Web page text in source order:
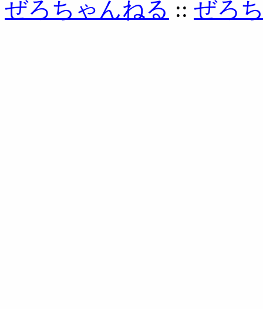
ぜろちゃんねる :: ぜろ